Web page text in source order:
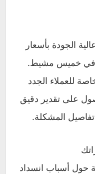
الجودة بأسعار
في خميس مشيط.
للعملاء الجدد
على تقدير دقيق
تفاصيل المشكلة.
حول أسباب انسداد